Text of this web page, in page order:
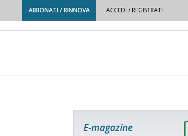
ABBONATI / RINNOVA ACCEDI / REGISTRATI
E-magazine